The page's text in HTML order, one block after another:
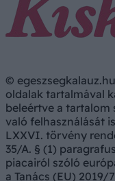
©
oldalak tartalmával
beleértve a tartalom
való felhasználását
LXXVI. törvény
35/A. § (1)
piacairól szóló
a Tanács (EU)